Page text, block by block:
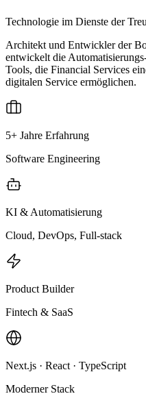
Technologie im Dienste der
Architekt und Entwickler der
entwickelt die
Tools, die Financial Services
digitalen Service ermöglichen.
5+ Jahre Erfahrung
Software Engineering
KI & Automatisierung
Cloud, DevOps, Full-stack
Product Builder
Fintech & SaaS
Next.js · React · TypeScript
Moderner Stack